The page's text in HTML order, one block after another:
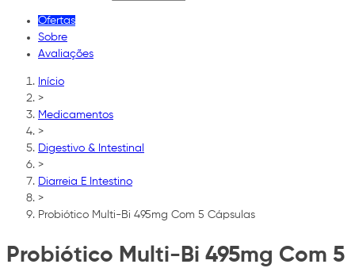
Ofertas
Sobre
Avaliações
Início
>
Medicamentos
>
Digestivo & Intestinal
>
Diarreia E Intestino
>
Probiótico Multi-Bi 495mg Com 5 Cápsulas
Probiótico Multi-Bi 495mg Com 5